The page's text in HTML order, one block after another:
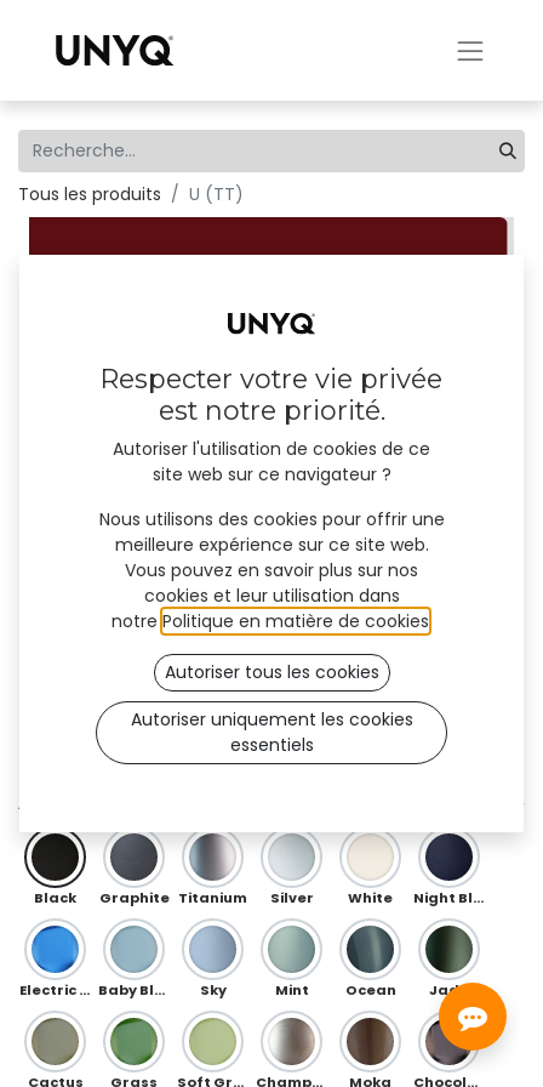
Tous les produits U (TT)
U (TT)
AVANT
Black Graphite Titanium Silver White Night Blue
Electric Blue Baby Blue Sky Mint Ocean Jade
Cactus Grass Soft Green Champagne Moka Chocolate
Respecter votre vie privée
est notre priorité.
Autoriser l'utilisation de cookies de ce
site web sur ce navigateur ?
Nous utilisons des cookies pour offrir une
meilleure expérience sur ce site web.
Vous pouvez en savoir plus sur nos
cookies et leur utilisation dans
notre Politique en matière de cookies
Autoriser tous les cookies
Autoriser uniquement les cookies
essentiels